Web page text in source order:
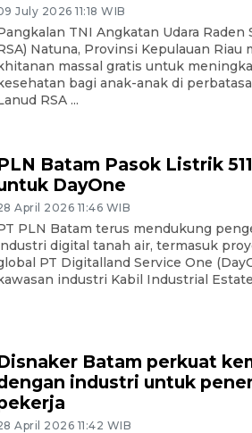
July 2026 11:18 WIB
TNI Angkatan Udara Raden
Natuna, Provinsi Kepulauan Riau
massal gratis untuk
bagi anak-anak di
RSA ...
Batam Pasok Listrik
DayOne
April 2026 11:46 WIB
PLN Batam terus mendukung
digital tanah air, termasuk
PT Digitalland Service One
industri Kabil Industrial
Batam perkuat
industri untuk
April 2026 11:42 WIB